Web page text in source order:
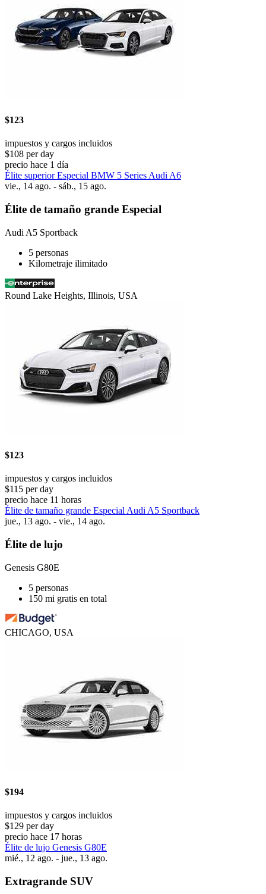
$123
impuestos y cargos incluidos
$108 per day
precio hace 1 día
Élite superior Especial BMW 5 Series Audi A6
vie., 14 ago. - sáb., 15 ago.
Élite de tamaño grande Especial
Audi A5 Sportback
5 personas
Kilometraje ilimitado
Round Lake Heights, Illinois, USA
$123
impuestos y cargos incluidos
$115 per day
precio hace 11 horas
Élite de tamaño grande Especial Audi A5 Sportback
jue., 13 ago. - vie., 14 ago.
Élite de lujo
Genesis G80E
5 personas
150 mi gratis en total
CHICAGO, USA
$194
impuestos y cargos incluidos
$129 per day
precio hace 17 horas
Élite de lujo Genesis G80E
mié., 12 ago. - jue., 13 ago.
Extragrande SUV